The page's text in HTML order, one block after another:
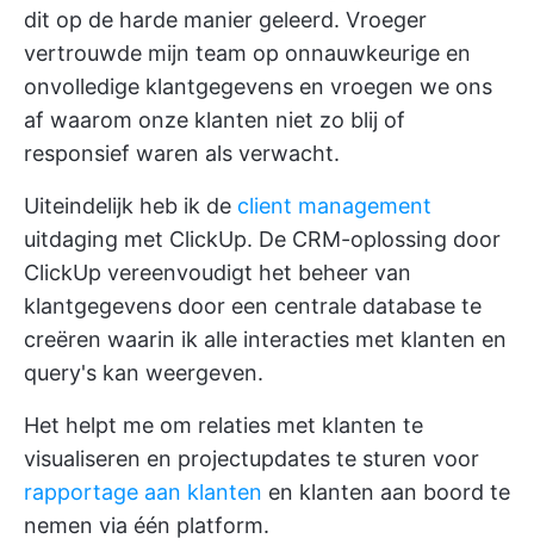
dit op de harde manier geleerd. Vroeger
vertrouwde mijn team op onnauwkeurige en
onvolledige klantgegevens en vroegen we ons
af waarom onze klanten niet zo blij of
responsief waren als verwacht.
Uiteindelijk heb ik de client management
uitdaging met ClickUp. De CRM-oplossing door
ClickUp vereenvoudigt het beheer van
klantgegevens door een centrale database te
creëren waarin ik alle interacties met klanten en
query's kan weergeven.
Het helpt me om relaties met klanten te
visualiseren en projectupdates te sturen voor
rapportage aan klanten en klanten aan boord te
nemen via één platform.